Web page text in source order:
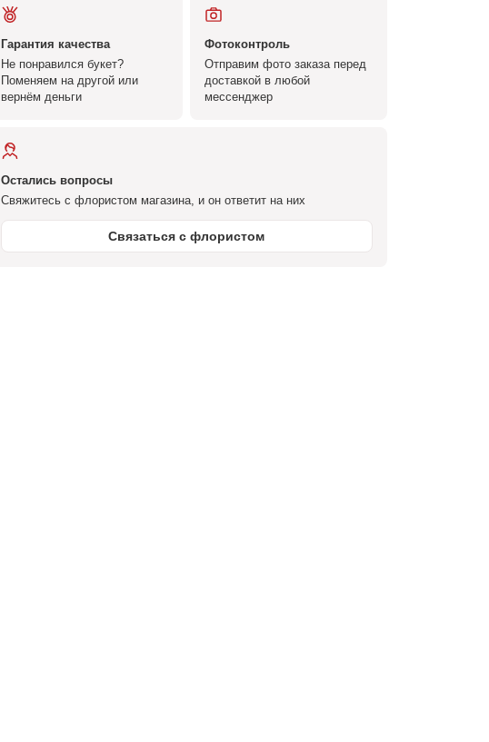
Гарантия качества
Не понравился букет?
Поменяем на другой или
вернём деньги
Фотоконтроль
Отправим фото заказа перед
доставкой в любой
мессенджер
Остались вопросы
Свяжитесь с флористом магазина, и он ответит на них
Связаться с флористом